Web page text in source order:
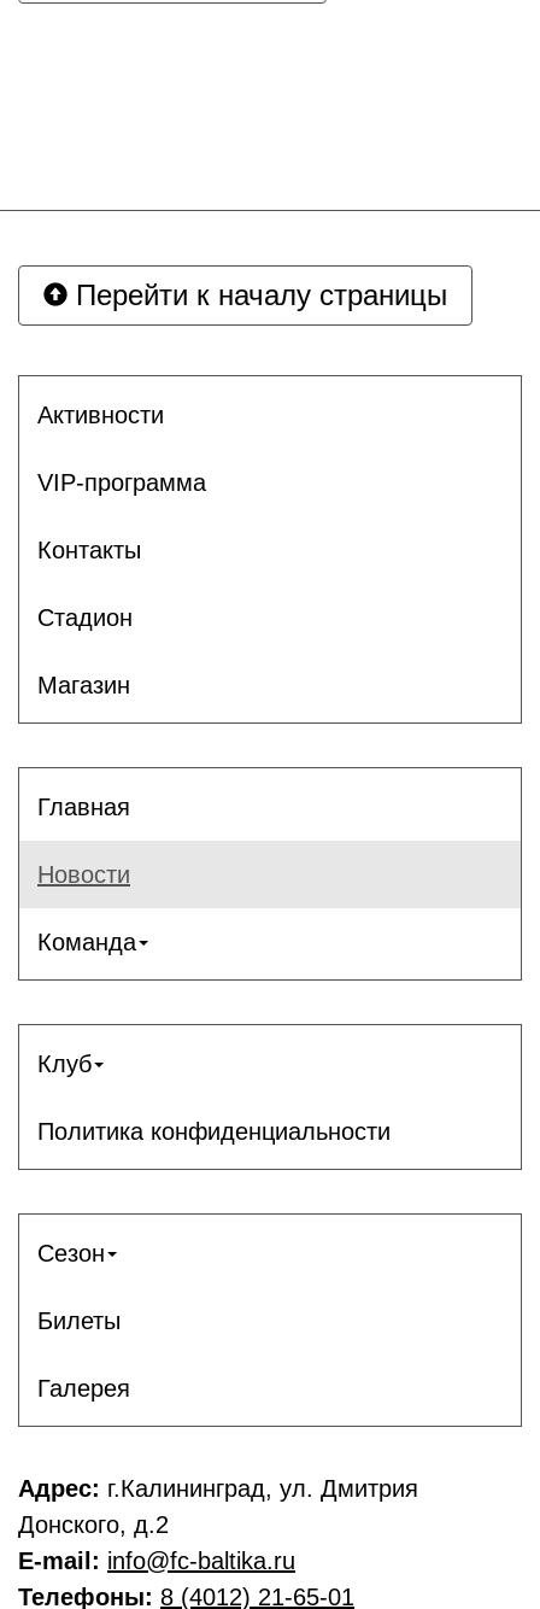
Перейти к началу страницы
Активности
VIP-программа
Контакты
Стадион
Магазин
Главная
Новости
Команда
Клуб
Политика конфиденциальности
Сезон
Билеты
Галерея
Адрес: г.Калининград, ул. Дмитрия
Донского, д.2
E-mail: info@fc-baltika.ru
Телефоны: 8 (4012) 21-65-01